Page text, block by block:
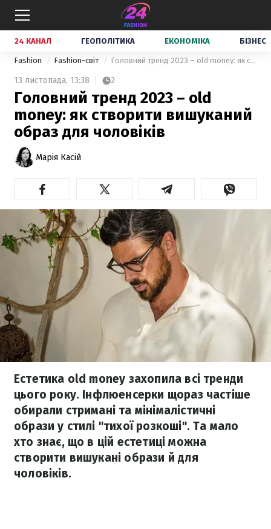
24 КАНАЛ ГЕОПОЛІТИКА ЕКОНОМІКА БІЗНЕС
Fashion Fashion-світ Головний тренд 2023 – old money: як створити вишуканий образ для чоловіків
13 листопада, 13:38 2
Головний тренд 2023 – old
money: як створити вишуканий
образ для чоловіків
Марія Касій
Естетика old money захопила всі тренди
цього року. Інфлюенсерки щораз частіше
обирали стримані та мінімалістичні
образи у стилі "тихої розкоші". Та мало
хто знає, що в цій естетиці можна
створити вишукані образи й для
чоловіків.